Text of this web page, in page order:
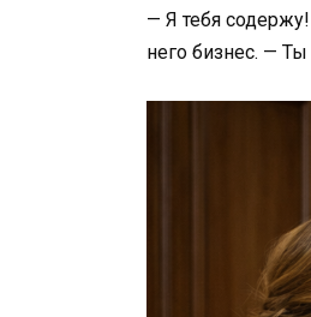
— Я тебя
него бизнес. —